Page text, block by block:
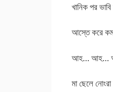
খানিক পর
আস্তে করে
আহ… আহ…
মা ছেলে